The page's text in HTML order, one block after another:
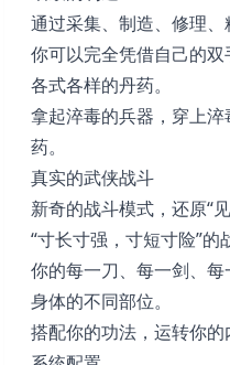
通过采集、制造、修理、
你可以完全凭借自己的
各式各样的丹药。
拿起淬毒的兵器，穿上
药。
真实的武侠战斗
新奇的战斗模式，还原“
“寸长寸强，寸短寸险”的
你的每一刀、每一剑、
身体的不同部位。
搭配你的功法，运转你的